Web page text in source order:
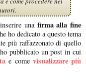
una firma alla fine
ho dedicato a questo tema
più raffazzonato di quello
pubblicato un post in cui
e come visualizzare più